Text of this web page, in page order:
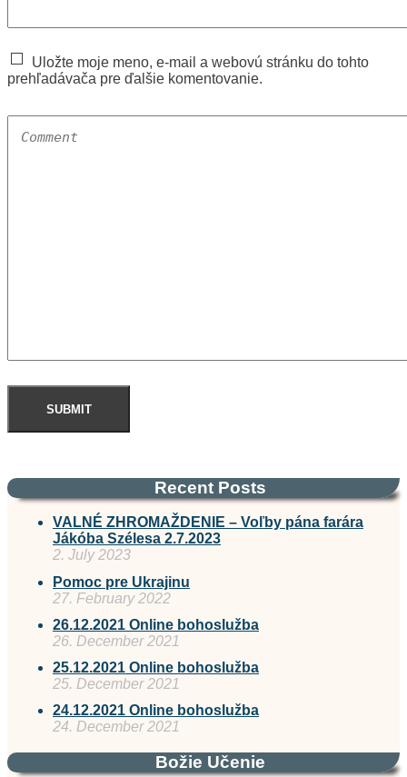
Uložte moje meno, e-mail a webovú stránku do tohto
prehľadávača pre ďalšie komentovanie.
Recent Posts
VALNÉ ZHROMAŽDENIE – Voľby pána farára
Jákóba Szélesa 2.7.2023
2. July 2023
Pomoc pre Ukrajinu
27. February 2022
26.12.2021 Online bohoslužba
26. December 2021
25.12.2021 Online bohoslužba
25. December 2021
24.12.2021 Online bohoslužba
24. December 2021
Božie Učenie